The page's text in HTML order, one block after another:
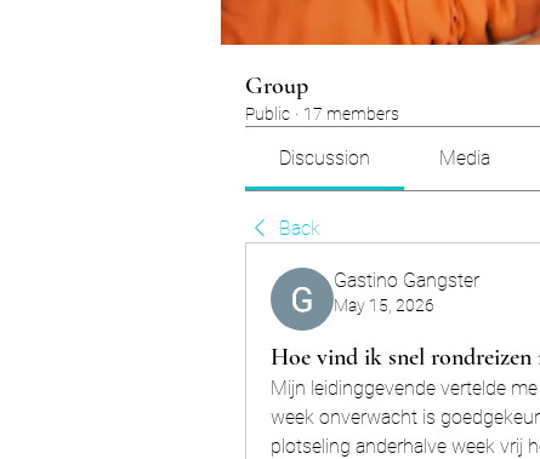
Group
Public · 17 members
Discussion Media
Back
Gastino Gangster
May 15, 2026
Hoe vind ik snel rondreizen
Mijn leidinggevende vertelde
week onverwacht is
plotseling anderhalve week vrij